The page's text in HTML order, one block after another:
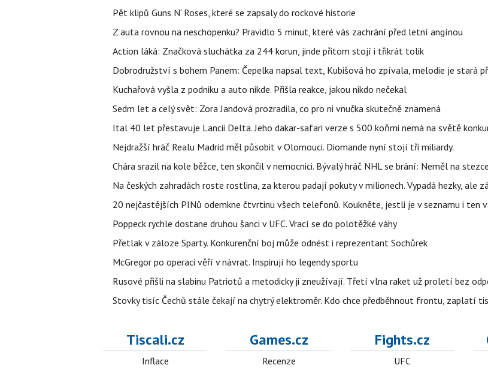
Pět klipů Guns N‘ Roses, které se zapsaly do rockové historie
Z auta rovnou na neschopenku? Pravidlo 5 minut, které vás zachrání před letní angínou
Action láká: Značková sluchátka za 244 korun, jinde přitom stojí i třikrát tolik
Dobrodružství s bohem Panem: Čepelka napsal text, Kubišová ho zpívala, melodie je stará
Kuchařová vyšla z podniku a auto nikde. Přišla reakce, jakou nikdo nečekal
Sedm let a celý svět: Zora Jandová prozradila, co pro ni vnučka skutečně znamená
Ital 40 let přestavuje Lancii Delta. Jeho dakar-safari verze s 500 koňmi nemá na světě
Nejdražší hráč Realu Madrid měl působit v Olomouci. Diomande nyní stojí tři miliardy.
Chára srazil na kole běžce, ten skončil v nemocnici. Bývalý hráč NHL se brání: Neměl na
Na českých zahradách roste rostlina, za kterou padají pokuty v milionech. Vypadá hezky, ale
20 nejčastějších PINů odemkne čtvrtinu všech telefonů. Koukněte, jestli je v seznamu i ten
Poppeck rychle dostane druhou šanci v UFC. Vrací se do polotěžké váhy
Přetlak v záloze Sparty. Konkurenční boj může odnést i reprezentant Sochůrek
McGregor po operaci věří v návrat. Inspirují ho legendy sportu
Rusové přišli na slabinu Patriotů a metodicky ji zneužívají. Třetí vlna raket už proletí bez
Stovky tisíc Čechů stále čekají na chytrý elektroměr. Kdo chce předběhnout frontu, zaplatí
Tiscali.cz
Inflace
Games.cz
Recenze
Fights.cz
UFC